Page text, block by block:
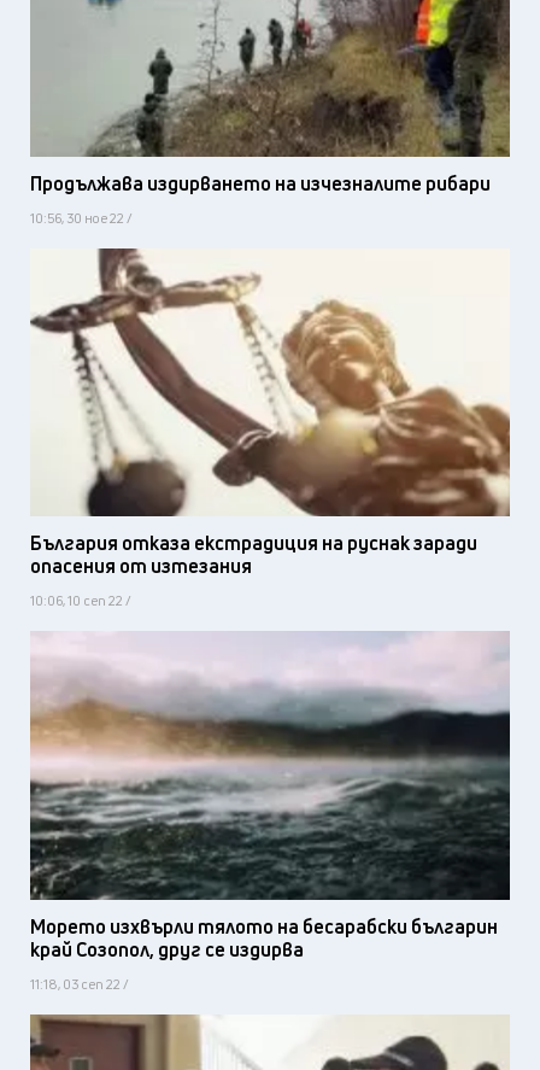
Продължава издирването на изчезналите рибари
10:56, 30 ное 22 /
България отказа екстрадиция на руснак заради
опасения от изтезания
10:06, 10 сеп 22 /
Морето изхвърли тялото на бесарабски българин
край Созопол, друг се издирва
11:18, 03 сеп 22 /